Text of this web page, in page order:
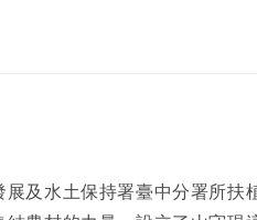
展及水土保持署臺中分署所扶